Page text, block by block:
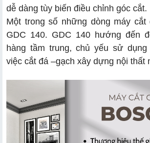
dễ dàng tùy biến điều chỉnh góc cắt.
Một trong số những dòng máy
GDC 140. GDC 140 hướng đến
hàng tầm trung, chủ yếu sử dụng
việc cắt đá –gạch xây dựng nội thất